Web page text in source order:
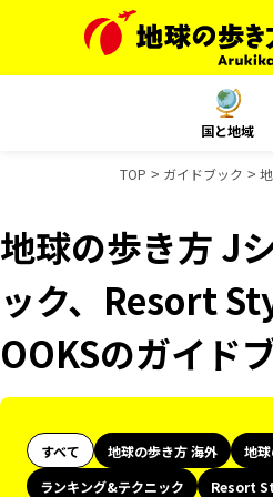
国と地域
TOP ガイドブック
地球の歩き方 J
ック、Resort
OOKSのガイド
すべて 地球の歩き方 海外 地球
ランキング&テクニック
Resort